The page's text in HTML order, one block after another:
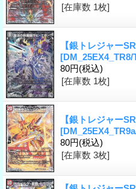
[在庫数 1枚]
【銀トレジャー
80円(税込)
[在庫数 1枚]
【銀トレジャー
80円(税込)
[在庫数 3枚]